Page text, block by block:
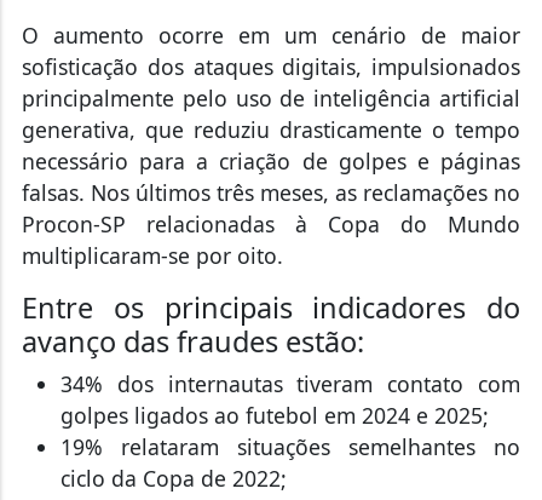
O aumento ocorre em um cenário de maior
sofisticação dos ataques digitais, impulsionados
principalmente pelo uso de inteligência artificial
generativa, que reduziu drasticamente o tempo
necessário para a criação de golpes e páginas
falsas. Nos últimos três meses, as reclamações no
Procon-SP relacionadas à Copa do Mundo
multiplicaram-se por oito.
Entre os principais indicadores do
avanço das fraudes estão:
34% dos internautas tiveram contato com
golpes ligados ao futebol em 2024 e 2025;
19% relataram situações semelhantes no
ciclo da Copa de 2022;